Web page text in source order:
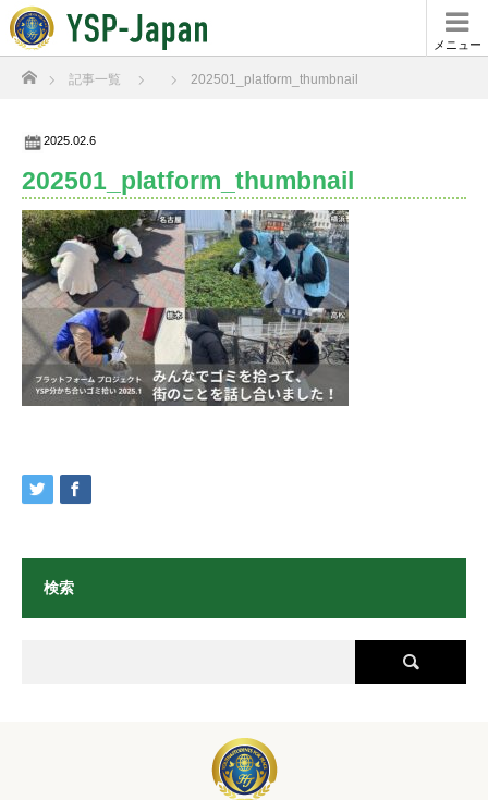
メニュー
ホーム
記事一覧 202501_platform_thumbnail
2025.02.6
202501_platform_thumbnail
検索